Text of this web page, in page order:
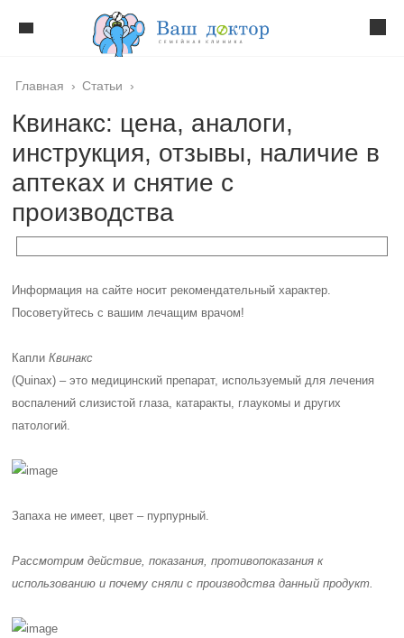
Главная › Статьи ›
Квинакс: цена, аналоги,
инструкция, отзывы, наличие в
аптеках и снятие с
производства
Информация на сайте носит рекомендательный характер.
Посоветуйтесь с вашим лечащим врачом!
КаплиКвинакс
(Quinax) – это медицинский препарат, используемый для лечения
воспалений слизистой глаза, катаракты, глаукомы и других
патологий.
Запаха не имеет, цвет – пурпурный.
Рассмотрим действие, показания, противопоказания к
использованию и почему сняли с производства данный продукт.